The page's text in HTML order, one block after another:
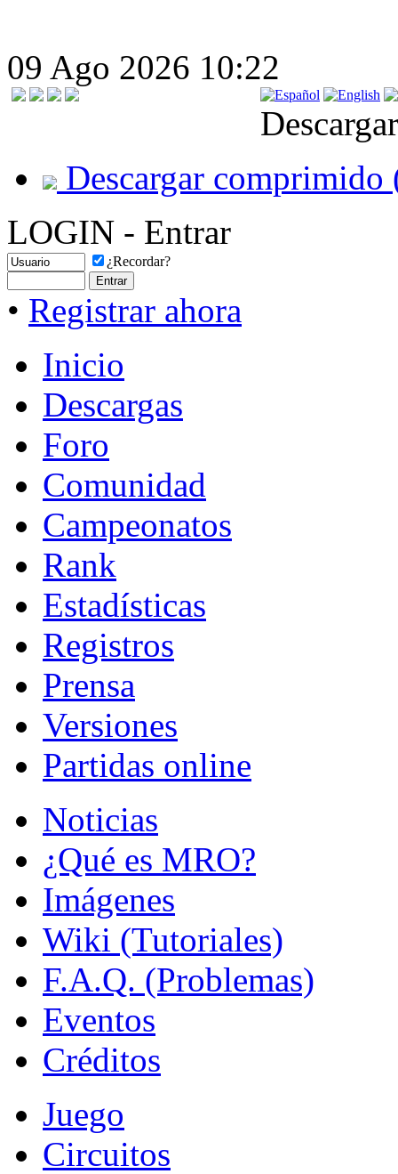
09 Ago 2026 10:22
Descargar comprimido
LOGIN - Entrar
¿Recordar?
• Registrar ahora
Inicio
Descargas
Foro
Comunidad
Campeonatos
Rank
Estadísticas
Registros
Prensa
Versiones
Partidas online
Noticias
¿Qué es MRO?
Imágenes
Wiki (Tutoriales)
F.A.Q. (Problemas)
Eventos
Créditos
Juego
Circuitos